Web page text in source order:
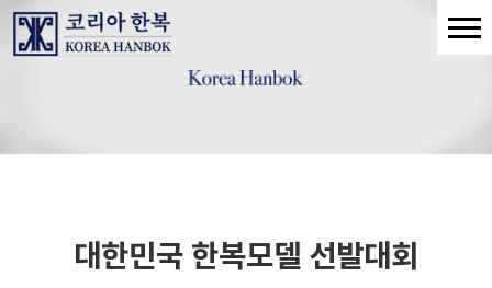
대한민국 한복모델 선발대회